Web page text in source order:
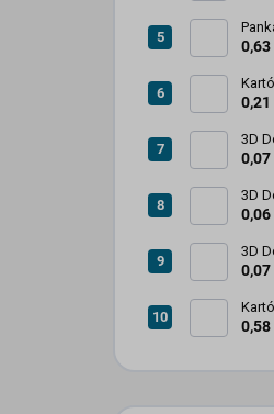
1mm
0,63
biely
0,21
3D
0,07
3D
0,06
3D
0,07
0,58